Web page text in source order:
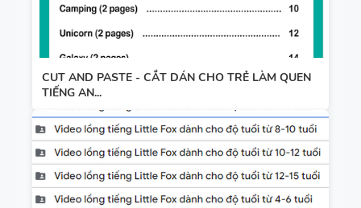
CUT AND PASTE - CẮT DÁN CHO TRẺ LÀM QUEN
TIẾNG AN...